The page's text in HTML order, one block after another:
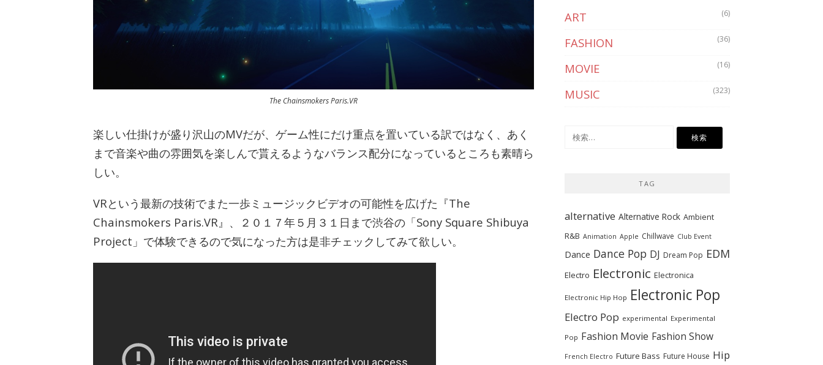
The Chainsmokers Paris.VR
楽しい仕掛けが盛り沢山のMVだが、ゲーム性にだけ重点を置いている訳ではなく、あく
まで音楽や曲の雰囲気を楽しんで貰えるようなバランス配分になっているところも素晴ら
しい。
VRという最新の技術でまた一歩ミュージックビデオの可能性を広げた『The
Chainsmokers Paris.VR』、２０１７年５月３１日まで渋谷の「Sony Square Shibuya
Project」で体験できるので気になった方は是非チェックしてみて欲しい。
ART (6)
FASHION (36)
MOVIE (16)
MUSIC (323)
検
TAG
alternative Alternative Rock Ambient
R&B Animation Apple Chillwave Club Event
Dance Dance Pop DJ Dream Pop EDM
Electro Electronic Electronica
Electronic Hip Hop Electronic Pop
Electro Pop experimental Experimental
Pop Fashion Movie Fashion Show
French Electro Future Bass Future House Hip